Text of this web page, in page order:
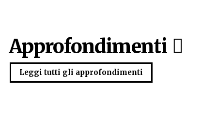
Approfondimenti
Leggi tutti gli approfondimenti